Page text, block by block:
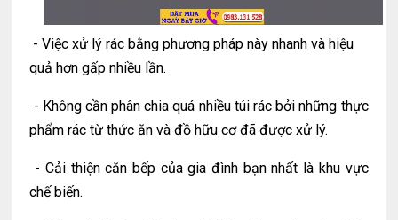
- Việc xử lý rác bằng phương pháp này nhanh và hiệu
quả hơn gấp nhiều lần.
- Không cần phân chia quá nhiều túi rác bởi những thực
phẩm rác từ thức ăn và đồ hữu cơ đã được xử lý.
- Cải thiện căn bếp của gia đình bạn nhất là khu vực
chế biến.